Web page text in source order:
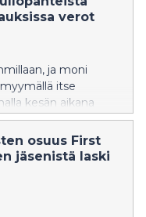
verot
ja moni
itse
kesän aikana
eivät kuitenkaan
pullopantteihin
sanoo
osuus First
jäsenistä laski